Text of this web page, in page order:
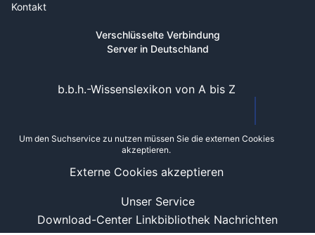
Kontakt
Verschlüsselte Verbindung
Server in Deutschland
Unser Service
Download-Center Linkbibliothek Nachrichten
b.b.h.-Wissenslexikon von A bis Z
Um den Suchservice zu nutzen müssen Sie die externen Cookies
akzeptieren.
Externe Cookies akzeptieren